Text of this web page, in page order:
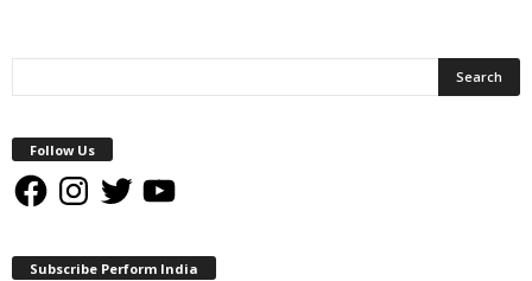
Follow Us
FacebookInstagram
Twitter YouTube
Subscribe Perform India